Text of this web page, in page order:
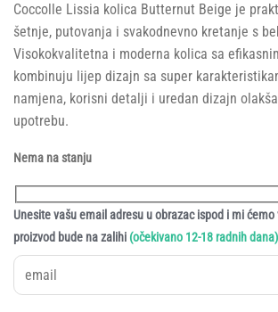
Coccolle Lissia kolica Butternut Beige je
šetnje, putovanja i svakodnevno kretanje s
Visokokvalitetna i moderna kolica sa
kombinuju lijep dizajn sa super
namjena, korisni detalji i uredan dizajn
upotrebu.
Nema na stanju
Unesite vašu email adresu u obrazac ispod i mi
proizvod bude na zalihi (očekivano 12-18 radnih dana)